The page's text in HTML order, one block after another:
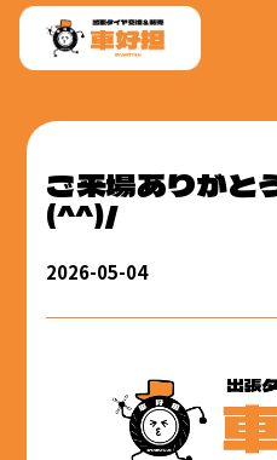
ご来場ありがと
(^^)/
2026-05-04